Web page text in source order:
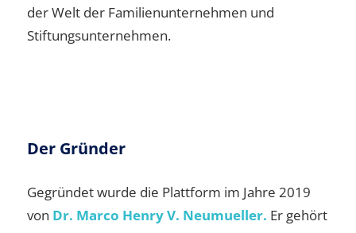
der Welt der Familienunternehmen und
Stiftungsunternehmen.
Der Gründer
Gegründet wurde die Plattform im Jahre 2019
von Dr. Marco Henry V. Neumueller. Er gehört